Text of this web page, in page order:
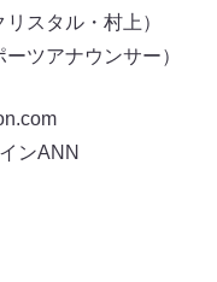
スタル・村上）
ツアナウンサー）
ンANN